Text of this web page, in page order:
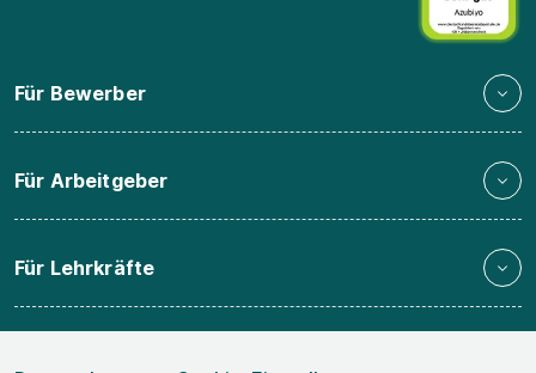
Für Bewerber
Für Arbeitgeber
Für Lehrkräfte